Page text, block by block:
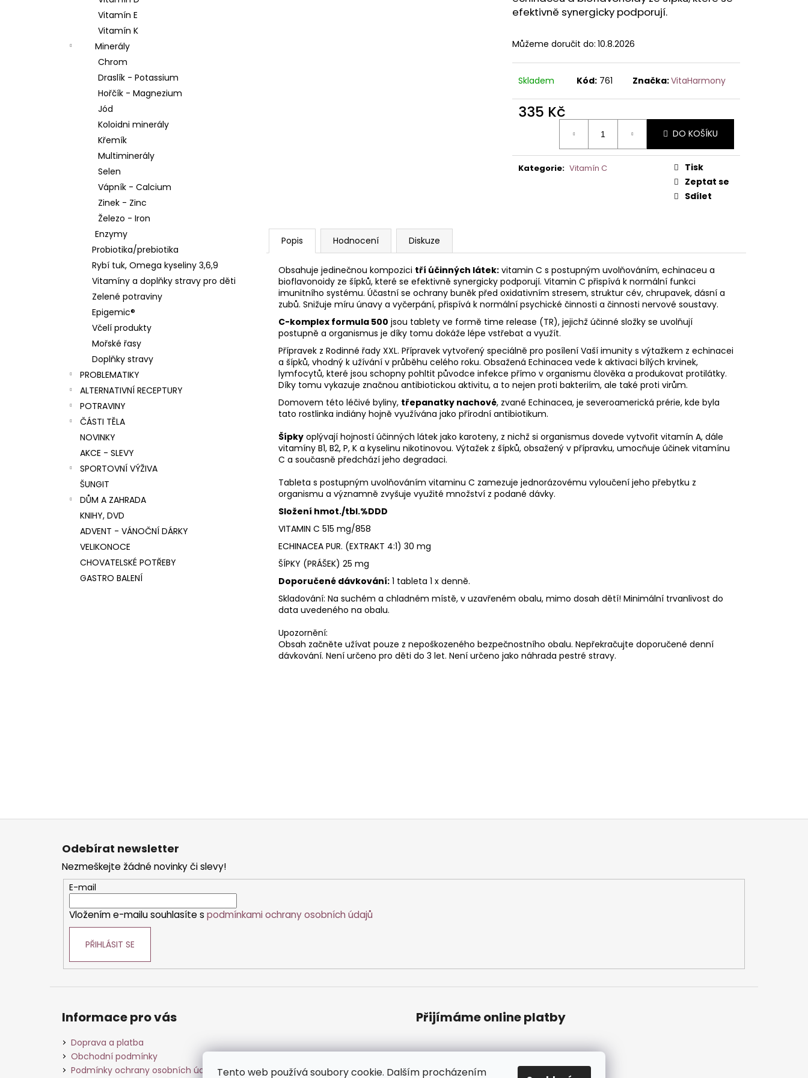
Tento web používá soubory cookie. Dalším procházením
Vitamín E
Vitamín K
Minerály
Chrom
Draslík - Potassium
Hořčík - Magnezium
Jód
Koloidni minerály
Křemík
Multiminerály
Selen
Vápník - Calcium
Zinek - Zinc
Železo - Iron
Enzymy
Probiotika/prebiotika
Rybí tuk, Omega kyseliny 3,6,9
Vitamíny a doplňky stravy pro děti
Zelené potraviny
Epigemic®
Včelí produkty
Mořské řasy
Doplňky stravy
PROBLEMATIKY
ALTERNATIVNÍ RECEPTURY
POTRAVINY
ČÁSTI TĚLA
NOVINKY
AKCE - SLEVY
SPORTOVNÍ VÝŽIVA
ŠUNGIT
DŮM A ZAHRADA
KNIHY, DVD
ADVENT - VÁNOČNÍ DÁRKY
VELIKONOCE
CHOVATELSKÉ POTŘEBY
GASTRO BALENÍ
efektivně synergicky podporují.
Můžeme doručit do: 10.8.2026
Skladem Kód: 761 Značka:VitaHarmony
335 Kč
DO KOŠÍKU
Kategorie: Vitamín C
Tisk
Zeptat se
Sdílet
Popis Hodnocení Diskuze
Obsahuje jedinečnou kompozici tří účinných látek: vitamin C s postupným uvolňováním, echinaceu a
bioflavonoidy ze šípků, které se efektivně synergicky podporují. Vitamin C přispívá k normální funkci
imunitního systému. Účastní se ochrany buněk před oxidativním stresem, struktur cév, chrupavek, dásní a
zubů. Snižuje míru únavy a vyčerpání, přispívá k normální psychické činnosti a činnosti nervové soustavy.
C-komplex formula 500 jsou tablety ve formě time release (TR), jejichž účinné složky se uvolňují
postupně a organismus je díky tomu dokáže lépe vstřebat a využít.
Přípravek z Rodinné řady XXL. Přípravek vytvořený speciálně pro posílení Vaší imunity s výtažkem z echinacei
a šípků, vhodný k užívání v průběhu celého roku. Obsažená Echinacea vede k aktivaci bílých krvinek,
lymfocytů, které jsou schopny pohltit původce infekce přímo v organismu člověka a produkovat protilátky.
Díky tomu vykazuje značnou antibiotickou aktivitu, a to nejen proti bakteriím, ale také proti virům.
Domovem této léčivé byliny, třepanatky nachové, zvané Echinacea, je severoamerická prérie, kde byla
tato rostlinka indiány hojně využívána jako přírodní antibiotikum.
Šípky oplývají hojností účinných látek jako karoteny, z nichž si organismus dovede vytvořit vitamín A, dále
vitamíny B1, B2, P, K a kyselinu nikotinovou. Výtažek z šípků, obsažený v přípravku, umocňuje účinek vitamínu
C a současně předchází jeho degradaci.
Tableta s postupným uvolňováním vitaminu C zamezuje jednorázovému vyloučení jeho přebytku z
organismu a významně zvyšuje využité množství z podané dávky.
Složení hmot./tbl.%DDD
VITAMIN C 515 mg/858
ECHINACEA PUR. (EXTRAKT 4:1) 30 mg
ŠÍPKY (PRÁŠEK) 25 mg
Doporučené dávkování: 1 tableta 1 x denně.
Skladování: Na suchém a chladném místě, v uzavřeném obalu, mimo dosah dětí! Minimální trvanlivost do
data uvedeného na obalu.
Upozornění:
Obsah začněte užívat pouze z nepoškozeného bezpečnostního obalu. Nepřekračujte doporučené denní
dávkování. Není určeno pro děti do 3 let. Není určeno jako náhrada pestré stravy.
Z
Odebírat newsletter
Nezmeškejte žádné novinky či slevy!
E-mail
Vložením e-mailu souhlasíte s podmínkami ochrany osobních údajů
PŘIHLÁSIT SE
Informace pro vás
Doprava a platba
Obchodní podmínky
Podmínky ochrany osobních údajů
Přijímáme online platby